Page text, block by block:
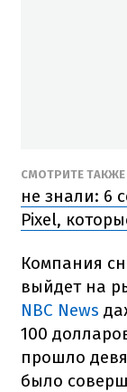
СМОТРИТЕ ТАКЖЕ
не знали: 6
Pixel,
Компания
выйдет на
NBC News
100
прошло
было